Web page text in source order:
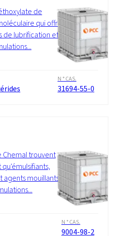
de
qui offre
de lubrification et
N ° CAS.
31694-55-0
Chemal trouvent
agents mouillants
N ° CAS.
9004-98-2